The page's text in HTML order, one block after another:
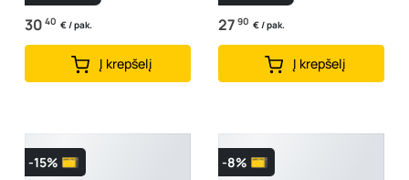
30 40 € / pak.
Į krepšelį
27 90 € / pak.
Į krepšelį
-15% -8%